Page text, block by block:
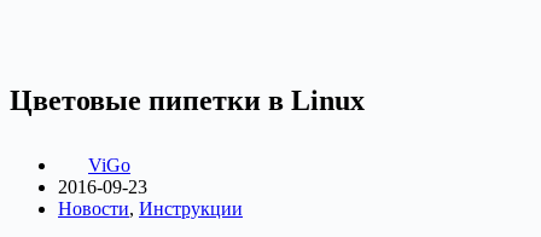
Цветовые пипетки в Linux
ViGo
2016-09-23
Новости, Инструкции